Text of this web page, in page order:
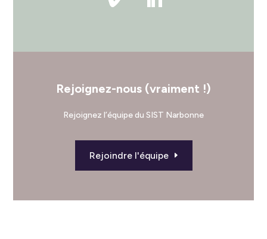
Rejoignez-nous (vraiment !)
Rejoignez l’équipe du SIST Narbonne
Rejoindre l'équipe